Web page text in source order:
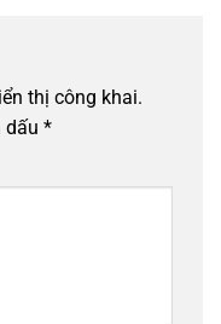
thị công khai.
dấu *